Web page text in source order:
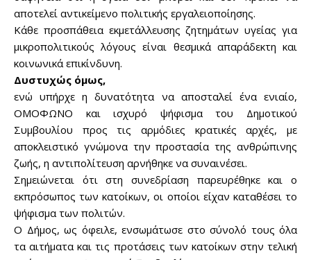
Don't miss
out!
Sing up for our newsletter
to stay in the loop.
SUBSCRIBE
αποτελεί αντικείμενο πολιτικής εργαλειοποίησης.
Κάθε προσπάθεια εκμετάλλευσης ζητημάτων υγείας για
μικροπολιτικούς λόγους είναι θεσμικά απαράδεκτη και
κοινωνικά επικίνδυνη.
Δυστυχώς όμως,
ενώ υπήρχε η δυνατότητα να αποσταλεί ένα ενιαίο,
ΟΜΟΦΩΝΟ και ισχυρό ψήφισμα του Δημοτικού
Συμβουλίου προς τις αρμόδιες κρατικές αρχές, με
αποκλειστικό γνώμονα την προστασία της ανθρώπινης
ζωής, η αντιπολίτευση αρνήθηκε να συναινέσει.
Σημειώνεται ότι στη συνεδρίαση παρευρέθηκε και ο
εκπρόσωπος των κατοίκων, οι οποίοι είχαν καταθέσει το
ψήφισμα των πολιτών.
Ο Δήμος, ως όφειλε, ενσωμάτωσε στο σύνολό τους όλα
τα αιτήματα και τις προτάσεις των κατοίκων στην τελική